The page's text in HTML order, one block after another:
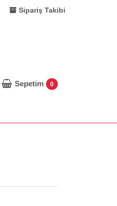
Sipariş Takibi
Sepetim 0